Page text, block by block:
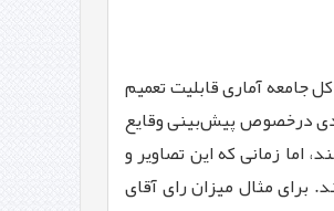
جامعه آماری قابلیت تعمیم
مشخص و محدودی درخصوص پیش‌بینی وقایع
اما زمانی که این تصاویر و
برای مثال میزان رای آقای